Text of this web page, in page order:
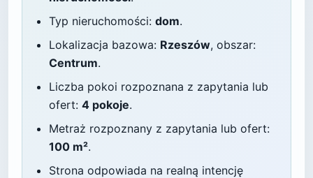
Typ nieruchomości: dom.
Lokalizacja bazowa: Rzeszów, obszar:
Centrum.
Liczba pokoi rozpoznana z zapytania lub
ofert: 4 pokoje.
Metraż rozpoznany z zapytania lub ofert:
100 m².
Strona odpowiada na realną intencję